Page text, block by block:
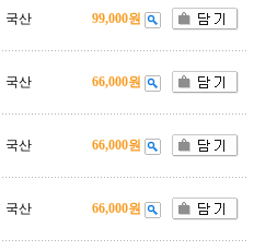
국산 99,000원
국산 66,000원
국산 66,000원
국산 66,000원